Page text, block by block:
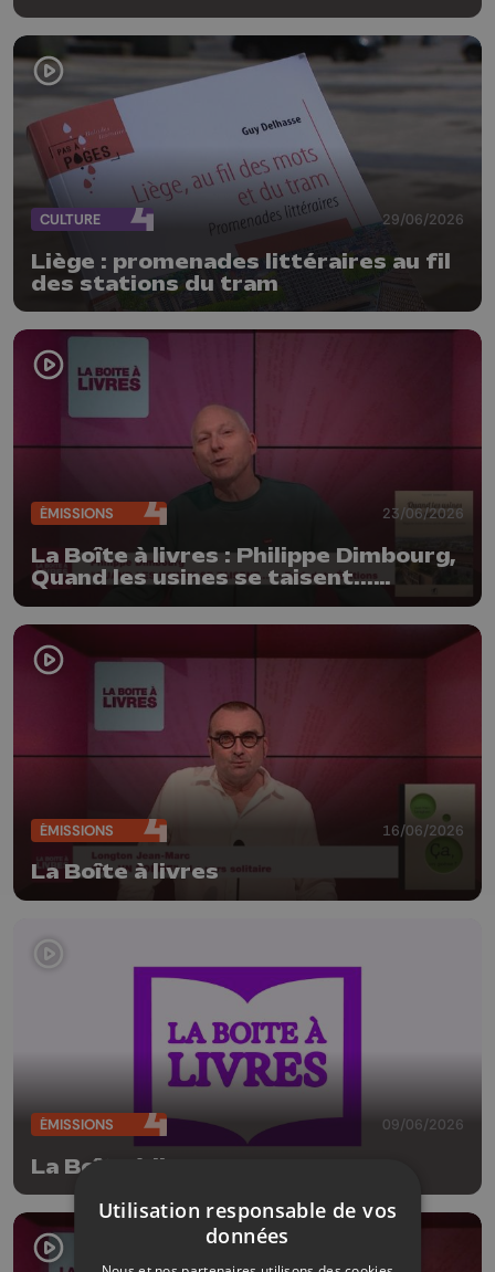
CULTURE 29/06/2026
Liège : promenades littéraires au fil
des stations du tram
ÉMISSIONS 23/06/2026
La Boîte à livres : Philippe Dimbourg,
Quand les usines se taisent...
ÉMISSIONS 16/06/2026
La Boîte à livres
ÉMISSIONS 09/06/2026
La Boîte à livres
Utilisation responsable de vos
données